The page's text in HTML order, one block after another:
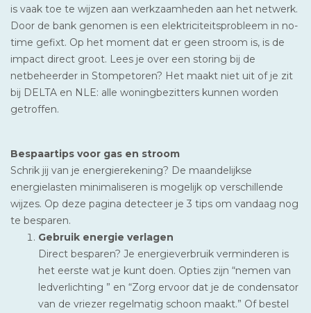
is vaak toe te wijzen aan werkzaamheden aan het netwerk.
Door de bank genomen is een elektriciteitsprobleem in no-
time gefixt. Op het moment dat er geen stroom is, is de
impact direct groot. Lees je over een storing bij de
netbeheerder in Stompetoren? Het maakt niet uit of je zit
bij DELTA en NLE: alle woningbezitters kunnen worden
getroffen.
Bespaartips voor gas en stroom
Schrik jij van je energierekening? De maandelijkse
energielasten minimaliseren is mogelijk op verschillende
wijzes. Op deze pagina detecteer je 3 tips om vandaag nog
te besparen.
Gebruik energie verlagen
Direct besparen? Je energieverbruik verminderen is
het eerste wat je kunt doen. Opties zijn “nemen van
ledverlichting ” en “Zorg ervoor dat je de condensator
van de vriezer regelmatig schoon maakt.” Of bestel